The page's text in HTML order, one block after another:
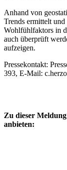
Anhand von
Trends ermittelt
Wohlfühlfaktors in
auch überprüft
aufzeigen.
Pressekontakt:
393, E-Mail:
Zu dieser
anbieten: